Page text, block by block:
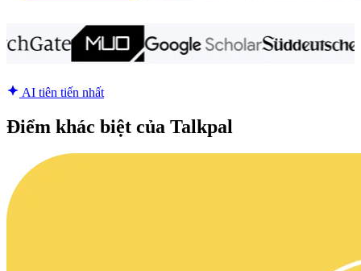
AI tiên tiến nhất
Điểm khác biệt của Talkpal